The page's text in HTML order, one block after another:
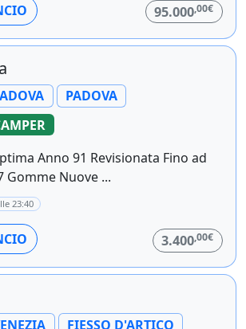
95.000,00€
PADOVA
Anno 91 Revisionata Fino ad
Gomme Nuove ...
23:40
3.400,00€
FIESSO D'ARTICO